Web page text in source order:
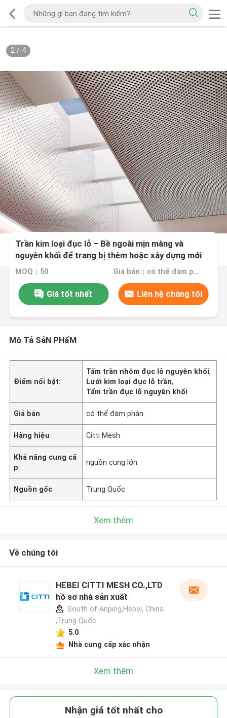
2/ 4
Trần kim loại đục lỗ – Bề ngoài mịn màng và
nguyên khối để trang bị thêm hoặc xây dựng mới
MOQ：50 Giá bán：có thể đàm phán
Giá tốt nhất Liên hệ chúng tôi
Mô Tả SảN PHẩM
Điểm nổi bật:
Tấm trần nhôm đục lỗ nguyên khối,
Lưới kim loại đục lỗ trần,
Tấm trần đục lỗ nguyên khối
Giá bán có thể đàm phán
Hàng hiệu Citti Mesh
Khả năng cung cấ
p
nguồn cung lớn
Nguồn gốc Trung Quốc
Xem thêm
Về chúng tôi
HEBEI CITTI MESH CO.,LTD
hồ sơ nhà sản xuất
South of Anping,Hebei, China.
,Trung Quốc
5.0
Nhà cung cấp xác nhận
Xem thêm
Nhận giá tốt nhất cho